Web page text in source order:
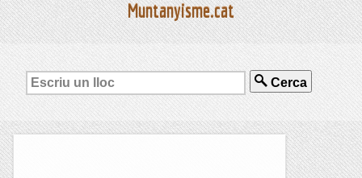
Muntanyisme.cat
Cerca